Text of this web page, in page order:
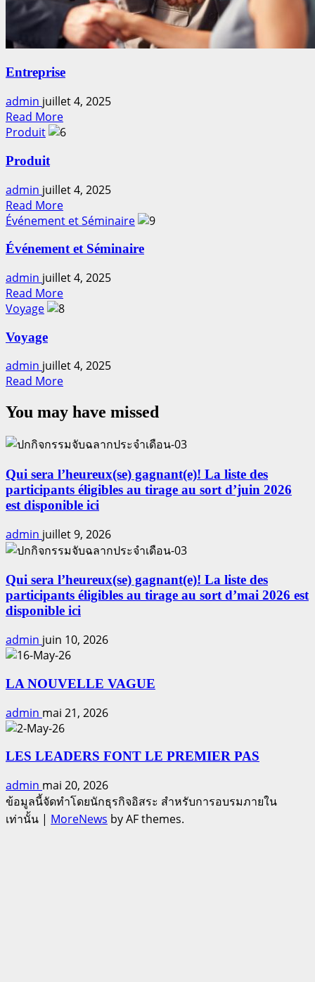
Entreprise
admin juillet 4, 2025
Read MoreRead
more
Produit
Produit
admin juillet 4, 2025
Read MoreRead
more
Produit
Événement et Séminaire
Événement et Séminaire
admin juillet 4, 2025
Read MoreRead
more
Séminaire
Voyage
Voyage
admin juillet 4, 2025
Read MoreRead
about
You may have missed
Qui sera l’heureux(se) gagnant(e)! La liste des
participants éligibles au tirage au sort d’juin 2026
est disponible ici
admin juillet 9, 2026
Qui sera l’heureux(se) gagnant(e)! La liste des
participants éligibles au tirage au sort d’mai 2026 est
disponible ici
admin juin 10, 2026
LA NOUVELLE VAGUE
admin mai 21, 2026
LES LEADERS FONT LE PREMIER PAS
admin mai 20, 2026
ข้อมูลนี้จัดทำโดยนักธุรกิจอิสระ สำหรับการอบรมภายใน
เท่านั้น | MoreNews by AF themes.